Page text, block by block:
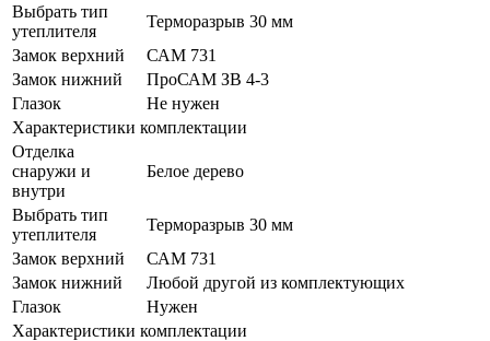
Выбрать тип
утеплителя
Терморазрыв 30 мм
Замок верхний
САМ 731
Замок нижний
ПроСАМ ЗВ 4-3
Глазок
Не нужен
Характеристики комплектации
Отделка
снаружи и
внутри
Белое дерево
Выбрать тип
утеплителя
Терморазрыв 30 мм
Замок верхний
САМ 731
Замок нижний
Любой другой из комплектующих
Глазок
Нужен
Характеристики комплектации